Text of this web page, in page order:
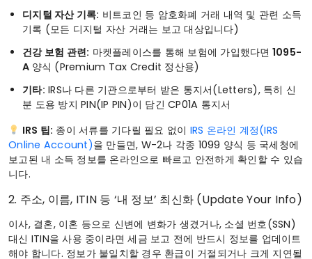
디지털 자산 기록: 비트코인 등 암호화폐 거래 내역 및 관련 소득
기록 (모든 디지털 자산 거래는 보고 대상입니다)
건강 보험 관련: 마켓플레이스를 통해 보험에 가입했다면 1095-
A 양식 (Premium Tax Credit 정산용)
기타: IRS나 다른 기관으로부터 받은 통지서(Letters), 특히 신
분 도용 방지 PIN(IP PIN)이 담긴 CP01A 통지서
IRS 팁: 종이 서류를 기다릴 필요 없이 IRS 온라인 계정(IRS
Online Account)을 만들면, W-2나 각종 1099 양식 등 국세청에
보고된 내 소득 정보를 온라인으로 빠르고 안전하게 확인할 수 있습
니다.
2. 주소, 이름, ITIN 등 ‘내 정보’ 최신화 (Update Your Info)
이사, 결혼, 이혼 등으로 신변에 변화가 생겼거나, 소셜 번호(SSN)
대신 ITIN을 사용 중이라면 세금 보고 전에 반드시 정보를 업데이트
해야 합니다. 정보가 불일치할 경우 환급이 거절되거나 크게 지연될